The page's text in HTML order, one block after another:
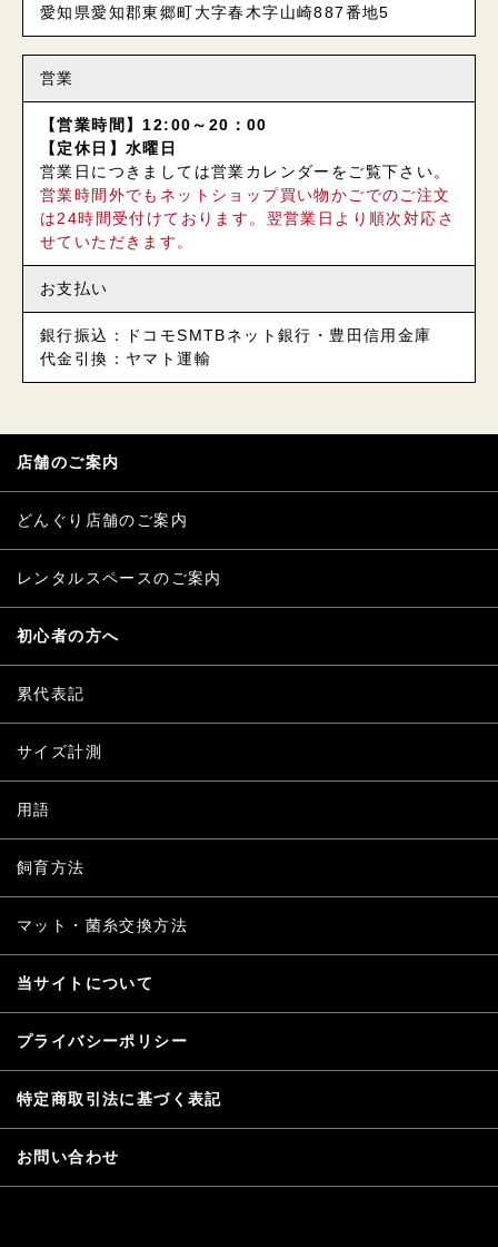
愛知県愛知郡東郷町大字春木字山崎887番地5
営業
【営業時間】12:00～20：00
【定休日】水曜日
営業日につきましては営業カレンダーをご覧下さい。
営業時間外でもネットショップ買い物かごでのご注文
は24時間受付けております。翌営業日より順次対応さ
せていただきます。
お支払い
銀行振込：ドコモSMTBネット銀行・豊田信用金庫
代金引換：ヤマト運輸
店舗のご案内
どんぐり店舗のご案内
レンタルスペースのご案内
初心者の方へ
累代表記
サイズ計測
用語
飼育方法
マット・菌糸交換方法
当サイトについて
プライバシーポリシー
特定商取引法に基づく表記
お問い合わせ